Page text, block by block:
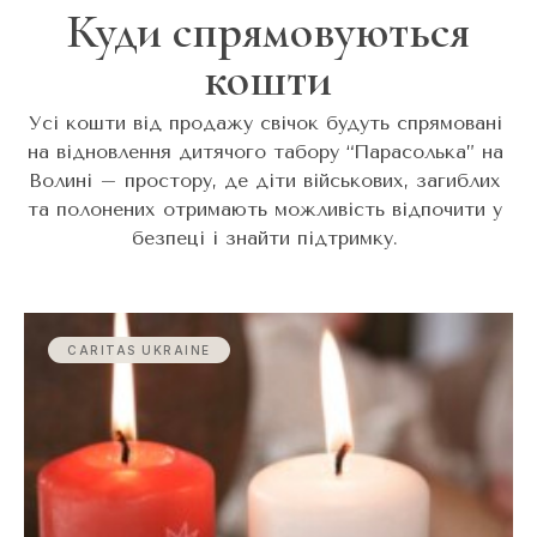
Куди спрямовуються
кошти
Усі кошти від продажу свічок будуть спрямовані
на відновлення дитячого табору “Парасолька” на
Волині – простору, де діти військових, загиблих
та полонених отримають можливість відпочити у
безпеці і знайти підтримку.
CARITAS UKRAINE